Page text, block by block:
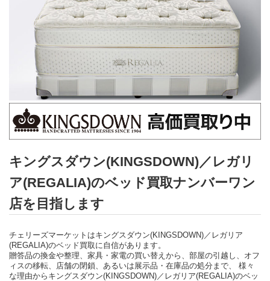
キングスダウン(KINGSDOWN)／レガリ
ア(REGALIA)のベッド買取ナンバーワン
店を目指します
チェリーズマーケットはキングスダウン(KINGSDOWN)／レガリア
(REGALIA)のベッド買取に自信があります。
贈答品の換金や整理、家具・家電の買い替えから、部屋の引越し、オフ
ィスの移転、店舗の閉鎖、あるいは展示品・在庫品の処分まで、 様々
な理由からキングスダウン(KINGSDOWN)／レガリア(REGALIA)のベッ